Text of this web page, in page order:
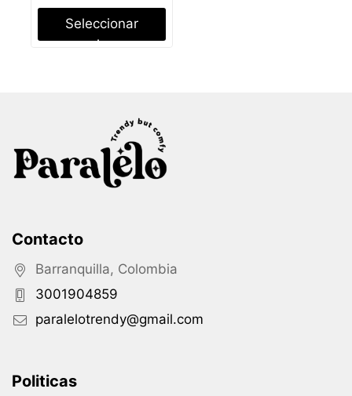
Seleccionar
opciones
Contacto
Barranquilla, Colombia
3001904859
paralelotrendy@gmail.com
Politicas